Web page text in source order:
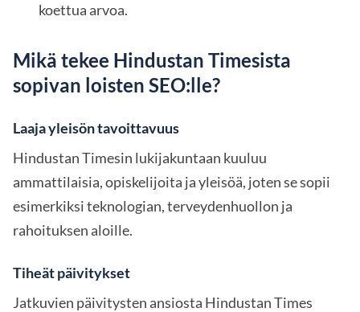
koettua arvoa.
Mikä tekee Hindustan Timesista
sopivan loisten SEO:lle?
Laaja yleisön tavoittavuus
Hindustan Timesin lukijakuntaan kuuluu
ammattilaisia, opiskelijoita ja yleisöä, joten se sopii
esimerkiksi teknologian, terveydenhuollon ja
rahoituksen aloille.
Tiheät päivitykset
Jatkuvien päivitysten ansiosta Hindustan Times